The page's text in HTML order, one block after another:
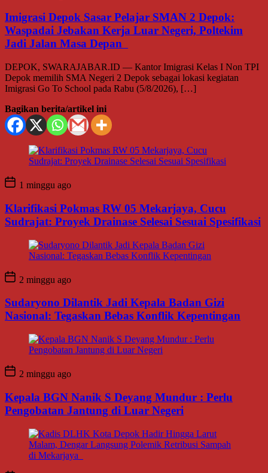
Imigrasi Depok Sasar Pelajar SMAN 2 Depok:
Waspadai Jebakan Kerja Luar Negeri, Poltekim
Jadi Jalan Masa Depan
DEPOK, SWARAJABAR.ID — Kantor Imigrasi Kelas I Non TPI
Depok memilih SMA Negeri 2 Depok sebagai lokasi kegiatan
Imigrasi Go To School pada Rabu (5/8/2026), […]
Bagikan berita/artikel ini
1 minggu ago
Klarifikasi Pokmas RW 05 Mekarjaya, Cucu
Sudrajat: Proyek Drainase Selesai Sesuai Spesifikasi
2 minggu ago
Sudaryono Dilantik Jadi Kepala Badan Gizi
Nasional: Tegaskan Bebas Konflik Kepentingan
2 minggu ago
Kepala BGN Nanik S Deyang Mundur : Perlu
Pengobatan Jantung di Luar Negeri